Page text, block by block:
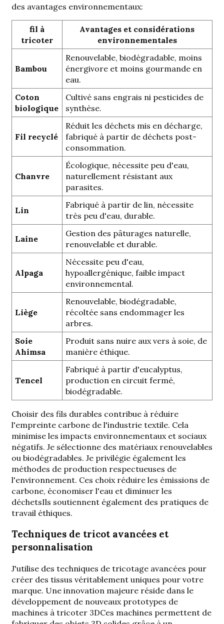
des avantages environnementaux:
fil à
tricoter
Avantages et considérations
environnementales
Bambou
Renouvelable, biodégradable, moins
énergivore et moins gourmande en
eau.
Coton
biologique
Cultivé sans engrais ni pesticides de
synthèse.
Fil recyclé
Réduit les déchets mis en décharge,
fabriqué à partir de déchets post-
consommation.
Chanvre
Écologique, nécessite peu d'eau,
naturellement résistant aux
parasites.
Lin
Fabriqué à partir de lin, nécessite
très peu d'eau, durable.
Laine
Gestion des pâturages naturelle,
renouvelable et durable.
Alpaga
Nécessite peu d'eau,
hypoallergénique, faible impact
environnemental.
Liège
Renouvelable, biodégradable,
récoltée sans endommager les
arbres.
Soie
Ahimsa
Produit sans nuire aux vers à soie, de
manière éthique.
Tencel
Fabriqué à partir d'eucalyptus,
production en circuit fermé,
biodégradable.
Choisir des fils durables contribue à réduire
l'empreinte carbone de l'industrie textile. Cela
minimise les impacts environnementaux et sociaux
négatifs. Je sélectionne des matériaux renouvelables
ou biodégradables. Je privilégie également les
méthodes de production respectueuses de
l'environnement. Ces choix réduire les émissions de
carbone, économiser l'eau et diminuer les
déchetsIls soutiennent également des pratiques de
travail éthiques.
Techniques de tricot avancées et
personnalisation
J'utilise des techniques de tricotage avancées pour
créer des tissus véritablement uniques pour votre
marque. Une innovation majeure réside dans le
développement de nouveaux prototypes de
machines à tricoter 3DCes machines permettent de